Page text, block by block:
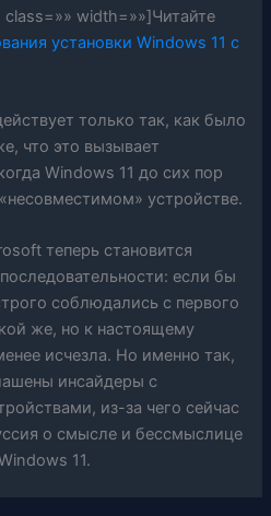
width=»»]Читайте
установки Windows 11 с
только так, как было
что это вызывает
Windows 11 до сих пор
устройстве.
теперь становится
если бы
соблюдались с первого
же, но к настоящему
исчезла. Но именно так,
инсайдеры с
из-за чего сейчас
о смысле и бессмыслице
11.